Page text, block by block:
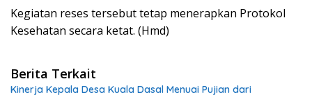
Kegiatan reses tersebut tetap menerapkan Protokol
Kesehatan secara ketat. (Hmd)
Berita Terkait
Kinerja Kepala Desa Kuala Dasal Menuai Pujian dari